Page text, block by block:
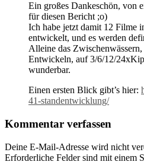
Ein großes Dankeschön, von
für diesen Bericht ;o)
Ich habe jetzt damit 12 Filme
entwickelt, und es werden
Alleine das
Entwickeln, auf 3/6/12/
wunderbar.
Einen ersten Blick gibt’s hier:
41-standentwicklung/
Kommentar verfassen
Deine E-Mail-Adresse wird nicht
Erforderliche Felder sind mit einem